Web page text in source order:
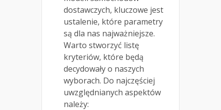
dostawczych, kluczowe jest
ustalenie, które parametry
są dla nas najważniejsze.
Warto stworzyć listę
kryteriów, które będą
decydowały o naszych
wyborach. Do najczęściej
uwzględnianych aspektów
należy: